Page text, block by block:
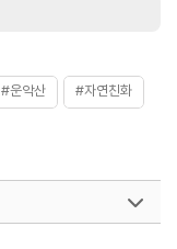
#운악산 #자연친화